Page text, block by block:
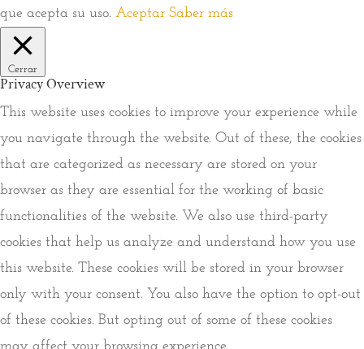
que acepta su uso. Aceptar Saber más
Cerrar
Privacy Overview
This website uses cookies to improve your experience while
you navigate through the website. Out of these, the cookies
that are categorized as necessary are stored on your
browser as they are essential for the working of basic
functionalities of the website. We also use third-party
cookies that help us analyze and understand how you use
this website. These cookies will be stored in your browser
only with your consent. You also have the option to opt-out
of these cookies. But opting out of some of these cookies